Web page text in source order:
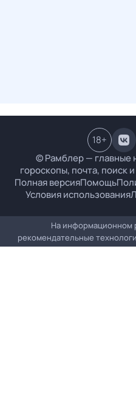
© Рамблер — главные
гороскопы, почта, поиск
Полная версияПомощь
Условия использования
18+
На информационном
рекомендательные